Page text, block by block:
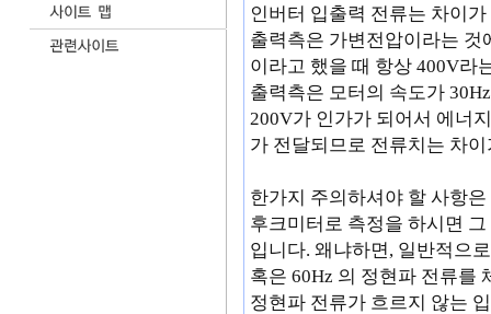
인버터 입출력 전류는 차이
출력측은 가변전압이라는 것
이라고 했을 때 항상 400V라
출력측은 모터의 속도가
200V가 인가가 되어서 에너
가 전달되므로 전류치는 차
한가지 주의하셔야 할 사항
후크미터로 측정을 하시면
입니다. 왜냐하면, 일반적으
혹은 60Hz 의 정현파 전류를
정현파 전류가 흐르지 않는